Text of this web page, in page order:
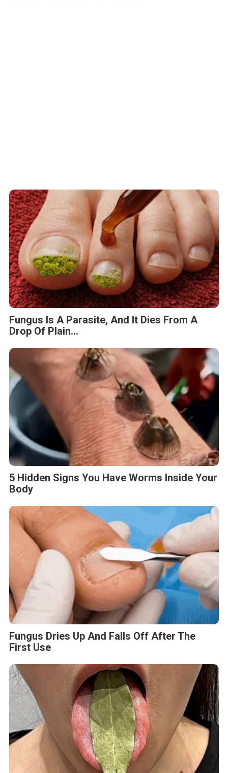
This Simple Trick Removes All Parasites
From Your Body!
Tag : Kecelakaan Lalu Lintas Lereng Gunung Lawu
BERITA TERKAIT
Kamis, 31 Juli 2025 - 05:51 WIB
FORNAS VIII NTB Ditutup, Panitia Atur Jalur Masuk dan
Keluar
Kamis, 15 Mei 2025 - 19:21 WIB
Ini Aksi Nyata BRI Menanam – Grow and Green di Pulau
Kapoposang, Jaga Ekosistem Laut Tetap Lestari
Rabu, 8 Januari 2025 - 11:16 WIB
Banjir Melanda 4 Desa di Kecamatan Dolok Masihul,
Serdang Bedagai, Ratusan Rumah Terendam
Rabu, 8 Januari 2025 - 09:12 WIB
Viral di Medsos Siswa SD di Gorontalo Simpan Makanan
Gratis untuk Ibu, di Rumahnya Tak Ada Nasi
Sabtu, 16 November 2024 - 20:42 WIB
PROPAMI dan BEI Dukung Universitas Baiturrahmah
Wujudkan Pendidikan Pasar Modal Berbasis
Kompetensi
BERITA TERBARU
Pers Rilis
Cision Raih MarTech Breakthrough
Awards 2026 untuk Pemantauan dan
Analisis Media Sosial, Distribusi Siaran
Kamis, 6 Agu 2026 - 17:00 WIB
Pers Rilis
Fair Finance Asia Desak Perbankan
Hentikan Pendanaan untuk Sektor
Batu Bara di ASEAN
Kamis, 6 Agu 2026 - 13:02 WIB
Pers Rilis
Shueisha Perluas Jangkauan Global
melalui MANGA MILLION, Platform